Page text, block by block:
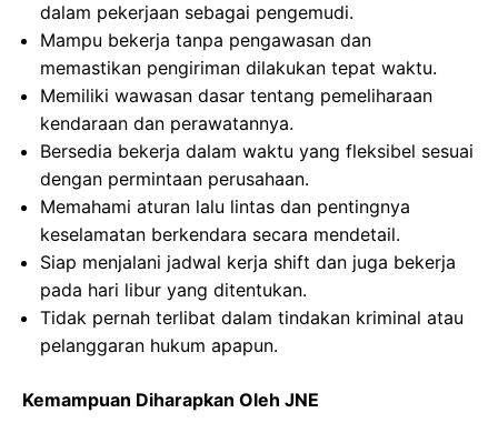
dalam pekerjaan sebagai pengemudi.
Mampu bekerja tanpa pengawasan dan
memastikan pengiriman dilakukan tepat waktu.
Memiliki wawasan dasar tentang pemeliharaan
kendaraan dan perawatannya.
Bersedia bekerja dalam waktu yang fleksibel sesuai
dengan permintaan perusahaan.
Memahami aturan lalu lintas dan pentingnya
keselamatan berkendara secara mendetail.
Siap menjalani jadwal kerja shift dan juga bekerja
pada hari libur yang ditentukan.
Tidak pernah terlibat dalam tindakan kriminal atau
pelanggaran hukum apapun.
Kemampuan Diharapkan Oleh JNE